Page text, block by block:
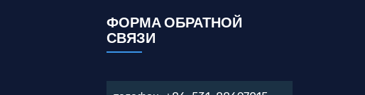
ФОРМА ОБРАТНОЙ
СВЯЗИ